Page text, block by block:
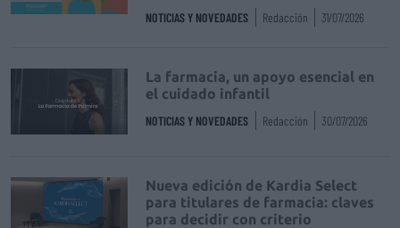
NOTICIAS Y NOVEDADES Redacción 31/07/2026
La farmacia, un apoyo esencial en
el cuidado infantil
NOTICIAS Y NOVEDADES Redacción 30/07/2026
Nueva edición de Kardia Select
para titulares de farmacia: claves
para decidir con criterio